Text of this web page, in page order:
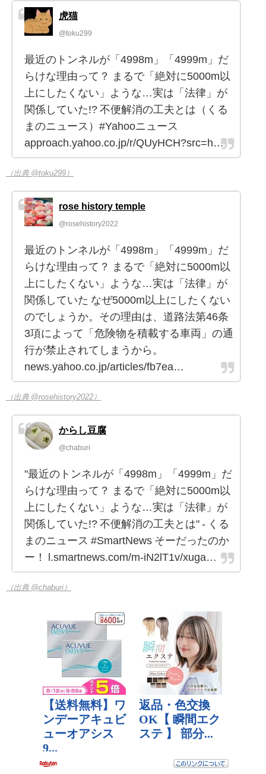
虎猫
@toku299
最近のトンネルが「4998m」「4999m」だ
らけな理由って？ まるで「絶対に5000m以
上にしたくない」ような…実は「法律」が
関係していた!? 不便解消の工夫とは（くる
まのニュース）#Yahooニュース
approach.yahoo.co.jp/r/QUyHCH?src=h…
（出典 @toku299）
rose history temple
@rosehistory2022
最近のトンネルが「4998m」「4999m」だ
らけな理由って？ まるで「絶対に5000m以
上にしたくない」ような…実は「法律」が
関係していた なぜ5000m以上にしたくない
のでしょうか。その理由は、道路法第46条
3項によって「危険物を積載する車両」の通
行が禁止されてしまうから。
news.yahoo.co.jp/articles/fb7ea…
（出典 @rosehistory2022）
からし豆腐
@chaburi
"最近のトンネルが「4998m」「4999m」だ
らけな理由って？ まるで「絶対に5000m以
上にしたくない」ような…実は「法律」が
関係していた!? 不便解消の工夫とは" - くる
まのニュース #SmartNews そーだったのか
ー！ l.smartnews.com/m-iN2lT1v/xuga…
（出典 @chaburi）